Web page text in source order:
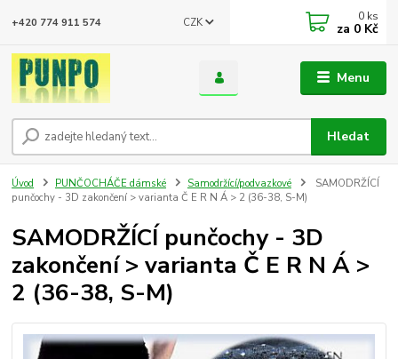
Menu
CZK
Hledat
+420 774 911 574 0 ks
za 0 Kč
Úvod PUNČOCHÁČE dámské Samodržící/podvazkové
SAMODRŽÍCÍ
punčochy - 3D zakončení > varianta Č E R N Á > 2 (36-38, S-M)
SAMODRŽÍCÍ punčochy - 3D
zakončení > varianta Č E R N Á >
2 (36-38, S-M)